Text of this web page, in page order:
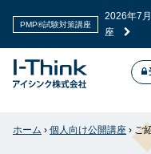
PMP®試験対策講座
2026年7
座
ホーム › 個人向け公開講座 › ご